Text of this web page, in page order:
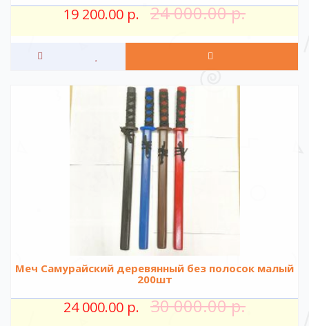
19 200.00 р. 24 000.00 р.
Меч Самурайский деревянный без полосок малый
200шт
24 000.00 р. 30 000.00 р.